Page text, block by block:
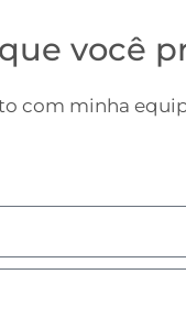
você
com minha